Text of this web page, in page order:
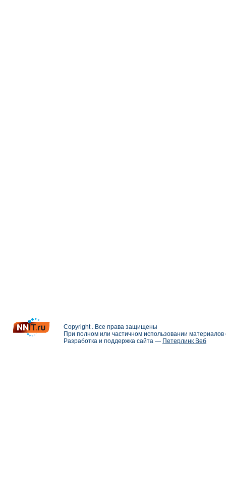
Copyright . Все права защищены
При полном или частичном использовании
Разработка и поддержка сайта — Петерлинк Веб